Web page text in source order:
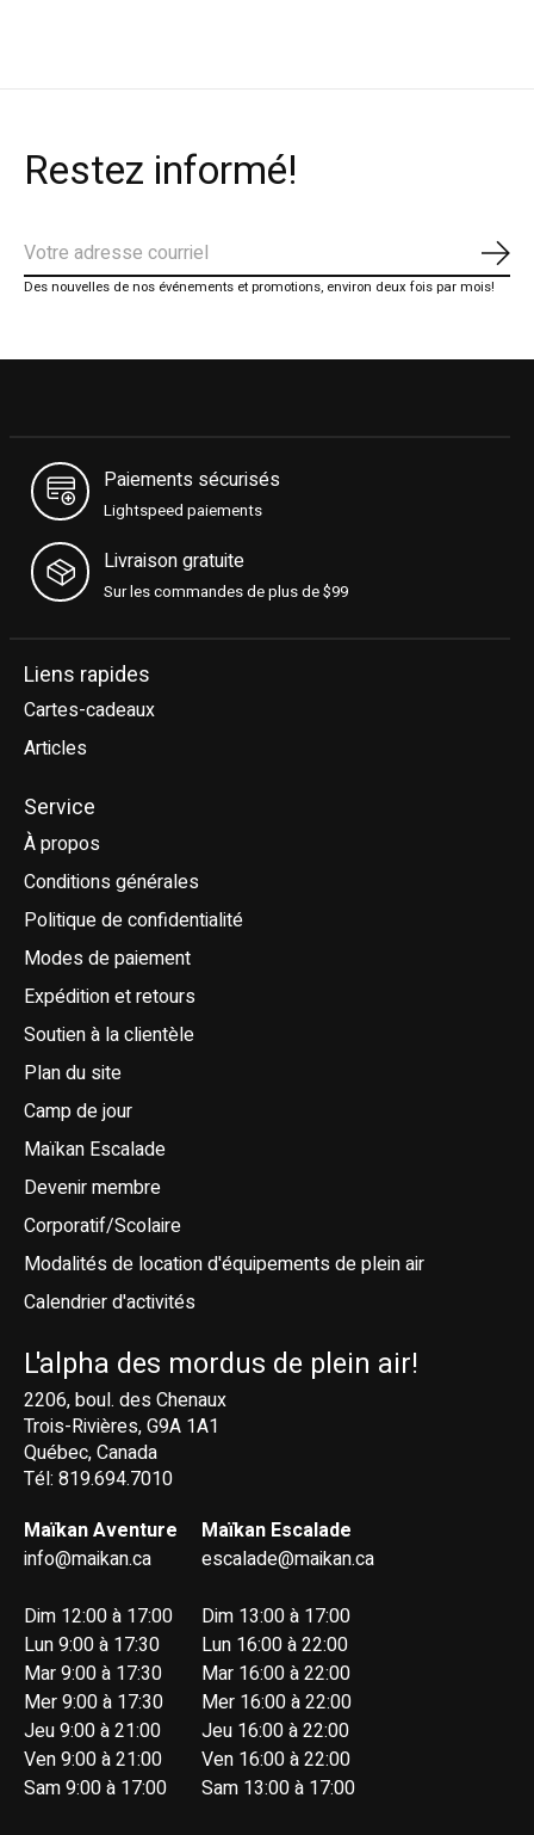
Restez informé!
Des nouvelles de nos événements et promotions, environ deux fois par mois!
Paiements sécurisés
Lightspeed paiements
Livraison gratuite
Sur les commandes de plus de $99
Liens rapides
Cartes-cadeaux
Articles
Service
À propos
Conditions générales
Politique de confidentialité
Modes de paiement
Expédition et retours
Soutien à la clientèle
Plan du site
Camp de jour
Maïkan Escalade
Devenir membre
Corporatif/Scolaire
Modalités de location d'équipements de plein air
Calendrier d'activités
L'alpha des mordus de plein air!
2206, boul. des Chenaux
Trois-Rivières, G9A 1A1
Québec, Canada
Tél: 819.694.7010
Maïkan Aventure
info@maikan.ca
Dim 12:00 à 17:00
Lun 9:00 à 17:30
Mar 9:00 à 17:30
Mer 9:00 à 17:30
Jeu 9:00 à 21:00
Ven 9:00 à 21:00
Sam 9:00 à 17:00
Maïkan Escalade
escalade@maikan.ca
Dim 13:00 à 17:00
Lun 16:00 à 22:00
Mar 16:00 à 22:00
Mer 16:00 à 22:00
Jeu 16:00 à 22:00
Ven 16:00 à 22:00
Sam 13:00 à 17:00